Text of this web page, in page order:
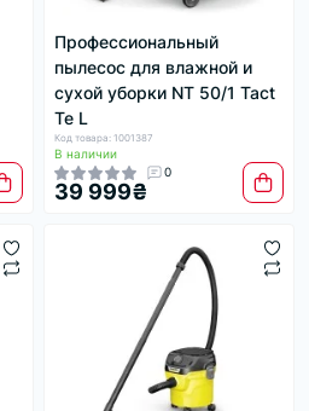
Профессиональный
пылесос для влажной и
сухой уборки NT 50/1 Tact
Te L
Код товара: 1001387
В наличии
0
39 999₴